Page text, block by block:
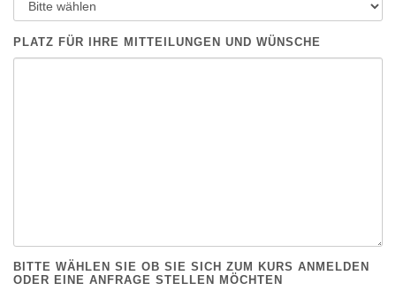
PLATZ FÜR IHRE MITTEILUNGEN UND WÜNSCHE
BITTE WÄHLEN SIE OB SIE SICH ZUM KURS ANMELDEN
ODER EINE ANFRAGE STELLEN MÖCHTEN